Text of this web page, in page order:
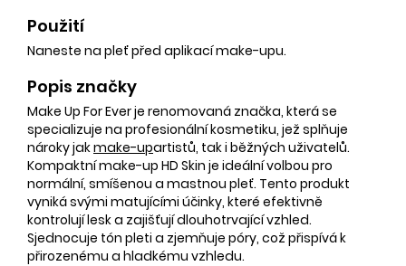
Použití
Naneste na pleť před aplikací make-upu.
Popis značky
Make Up For Ever je renomovaná značka, která se
specializuje na profesionální kosmetiku, jež splňuje
nároky jakmake-upartistů, tak i běžných uživatelů.
Kompaktní make-up HD Skin je ideální volbou pro
normální, smíšenou a mastnou pleť. Tento produkt
vyniká svými matujícími účinky, které efektivně
kontrolují lesk a zajišťují dlouhotrvající vzhled.
Sjednocuje tón pleti a zjemňuje póry, což přispívá k
přirozenému a hladkému vzhledu.